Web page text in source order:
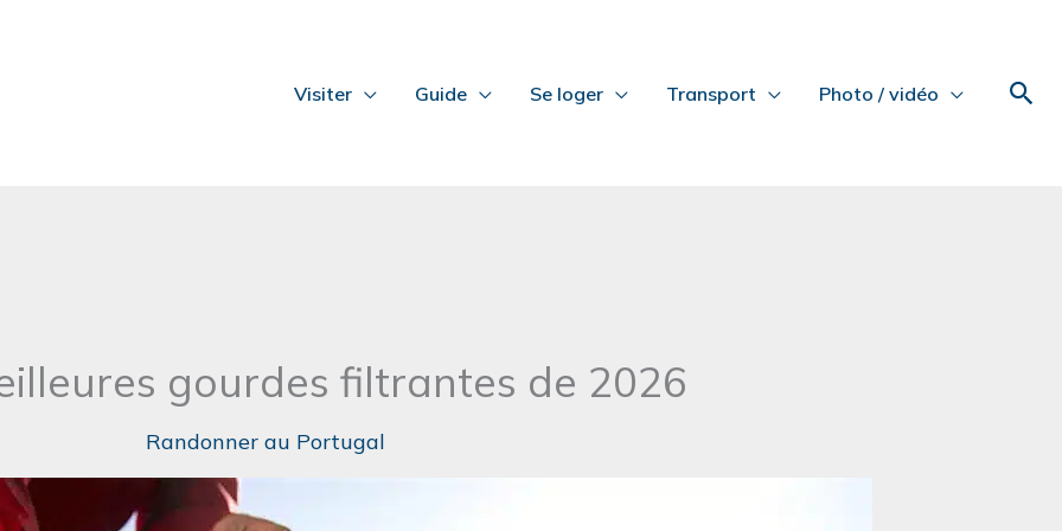
Visiter Guide Se loger Transport Photo / vidéo
gourdes filtrantes de 2026
Randonner au Portugal